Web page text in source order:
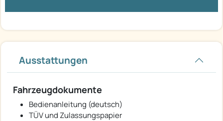
Ausstattungen
Fahrzeugdokumente
Bedienanleitung (deutsch)
TÜV und Zulassungspapier